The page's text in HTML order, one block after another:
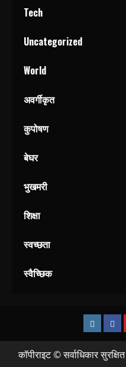
Tech
Uncategorized
World
अवर्गीकृत
कुपोषण
बेघर
भुखमरी
शिक्षा
स्वच्छता
स्वैच्छिक
कॉपीराइट © सर्वाधिकार सुरक्षित